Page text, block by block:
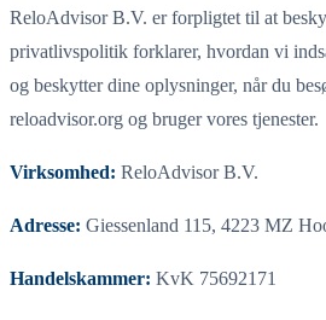
ReloAdvisor B.V. er forpligtet til at
privatlivspolitik forklarer, hvordan vi
og beskytter dine oplysninger, når du
reloadvisor.org og bruger vores tjenester.
Virksomhed: ReloAdvisor B.V.
Adresse: Giessenland 115, 4223 MZ
Handelskammer: KvK 75692171